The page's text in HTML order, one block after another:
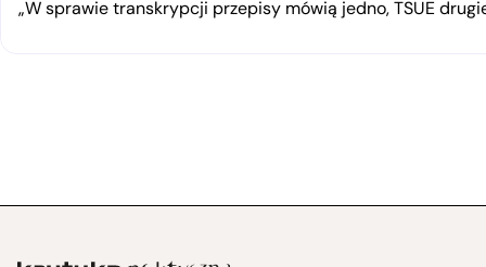
„W sprawie transkrypcji przepisy mówią jedno, TSUE